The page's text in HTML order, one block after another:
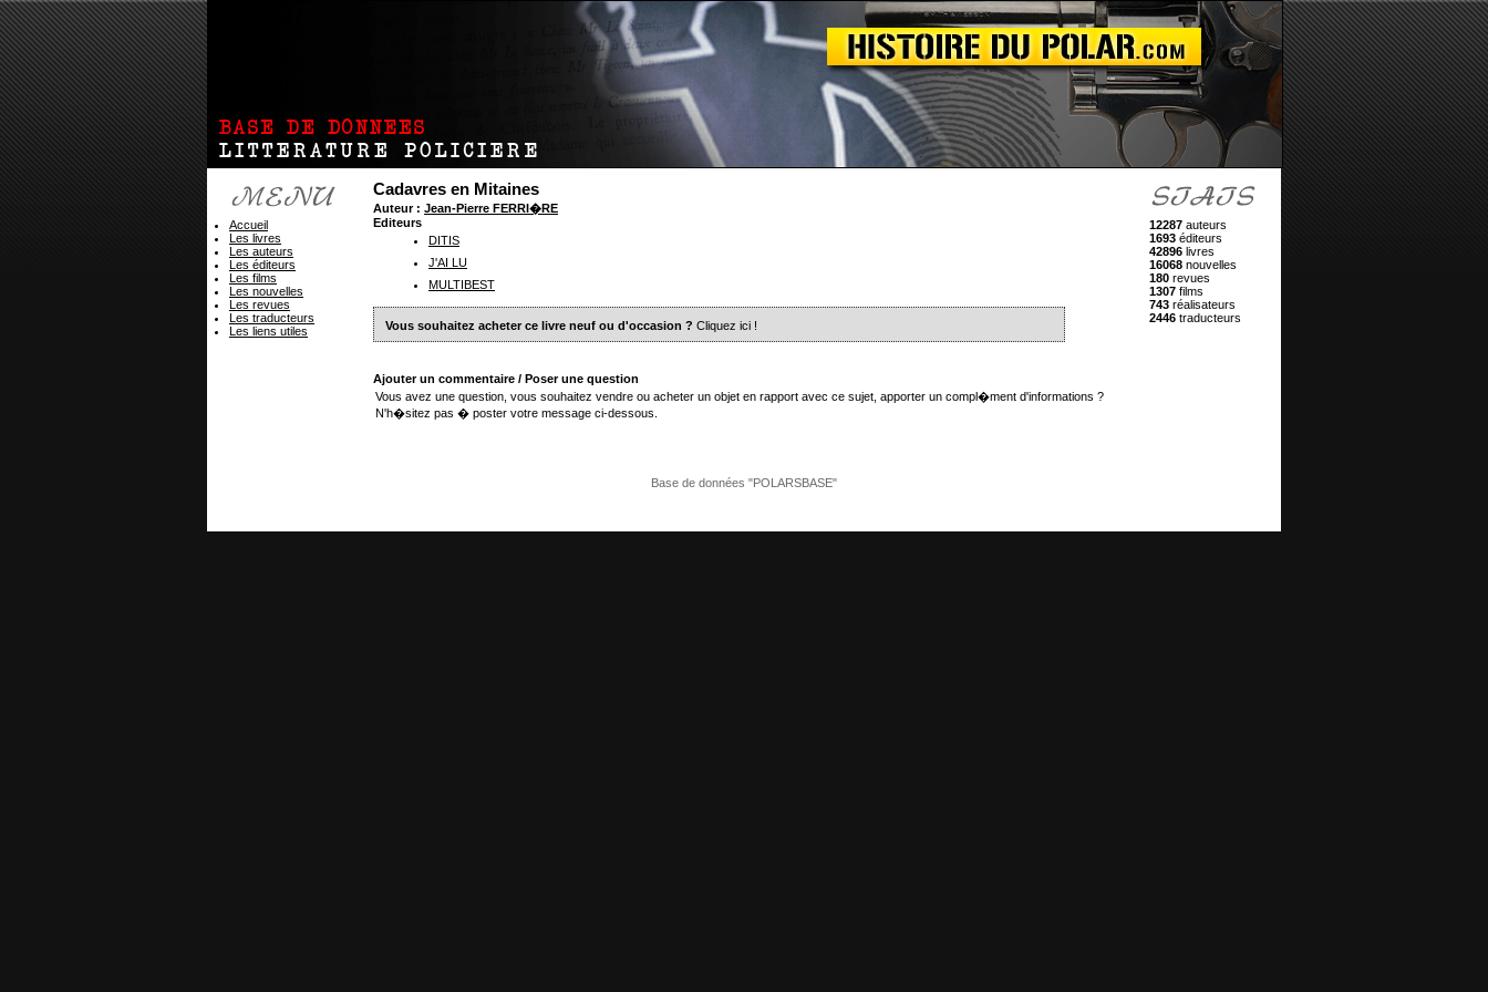
Cadavres en Mitaines
Auteur : Jean-Pierre FERRI�RE
Editeurs
DITIS
J'AI LU
MULTIBEST
Vous souhaitez acheter ce livre neuf ou d'occasion ? Cliquez ici !
Ajouter un commentaire / Poser une question
Vous avez une question, vous souhaitez vendre ou acheter un objet en rapport avec ce sujet, apporter un compl�ment d'informations ?
N'h�sitez pas � poster votre message ci-dessous.
Accueil
Les livres
Les auteurs
Les éditeurs
Les films
Les nouvelles
Les revues
Les traducteurs
Les liens utiles
12287 auteurs
1693 éditeurs
42896 livres
16068 nouvelles
180 revues
1307 films
743 réalisateurs
2446 traducteurs
Base de données "POLARSBASE"